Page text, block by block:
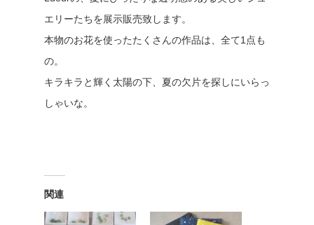
エリーたちを展示販売致します。
本物のお花を使ったたくさんの作品は、全て1点も
の。
キラキラと輝く太陽の下、夏の欠片を探しにいらっ
しゃいな。
関連